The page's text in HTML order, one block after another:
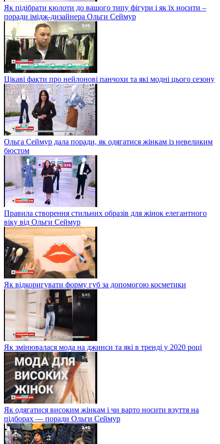
Як підібрати кюлоти до вашого типу фігури і як їх носити –
поради імідж-дизайнера Ольги Сеймур
Цікаві факти про нейлонові панчохи та які модні цього сезону
Ольга Сеймур дала поради, як одягатися жінкам із невеликим
бюстом
Правила створення стильних образів для жінок елегантного
віку від Ольги Сеймур
Як відкоригувати форму губ за допомогою косметики
Як змінювалася мода на джинси та які в тренді у 2020 році
Як одягатися високим жінкам і чи варто носити взуття на
підборах — поради Ольги Сеймур